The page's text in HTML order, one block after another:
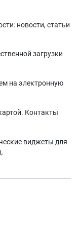
новости, статьи
загрузки
на электронную
Контакты
виджеты для